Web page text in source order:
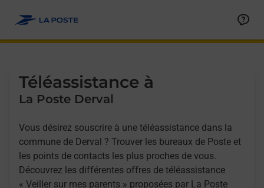
Téléassistance à
La Poste Derval
Vous désirez souscrire à une téléassistance dans la
commune de Derval ? Trouver les bureaux de Poste et
les points de contacts les plus proches de vous.
Découvrez les différentes offres de téléassistance
« Veiller sur mes parents » proposées par La Poste